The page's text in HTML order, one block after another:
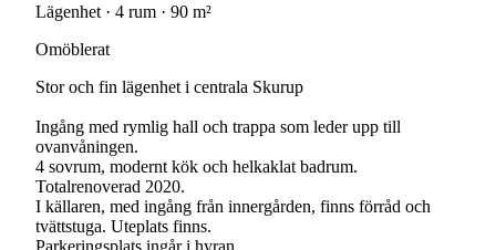
Lägenhet · 4 rum · 90 m²
Omöblerat
Stor och fin lägenhet i centrala Skurup
Ingång med rymlig hall och trappa som leder upp till
ovanvåningen.
4 sovrum, modernt kök och helkaklat badrum.
Totalrenoverad 2020.
I källaren, med ingång från innergården, finns förråd och
tvättstuga. Uteplats finns.
Parkeringsplats ingår i hyran.